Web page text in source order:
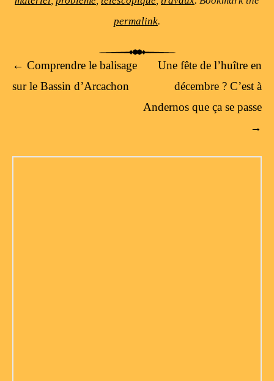
permalink.
Post navigation
← Comprendre le balisage
sur le Bassin d’Arcachon
Une fête de l’huître en
décembre ? C’est à
Andernos que ça se passe
→